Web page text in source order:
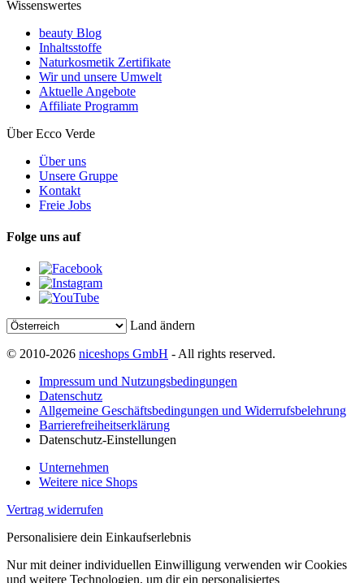
Wissenswertes
beauty Blog
Inhaltsstoffe
Naturkosmetik Zertifikate
Wir und unsere Umwelt
Aktuelle Angebote
Affiliate Programm
Über Ecco Verde
Über uns
Unsere Gruppe
Kontakt
Freie Jobs
Folge uns auf
Land ändern
© 2010-2026 niceshops GmbH - All rights reserved.
Impressum und Nutzungsbedingungen
Datenschutz
Allgemeine Geschäftsbedingungen und Widerrufsbelehrung
Barrierefreiheitserklärung
Datenschutz-Einstellungen
Unternehmen
Weitere nice Shops
Vertrag widerrufen
Personalisiere dein Einkaufserlebnis
Nur mit deiner individuellen Einwilligung verwenden wir Cookies
und weitere Technologien, um dir ein personalisiertes